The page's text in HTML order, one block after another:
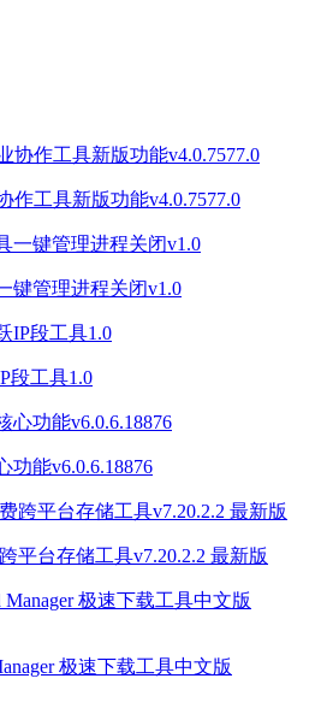
作工具新版功能v4.0.7577.0
键管理进程关闭v1.0
段工具1.0
功能v6.0.6.18876
平台存储工具v7.20.2.2 最新版
极速下载工具中文版